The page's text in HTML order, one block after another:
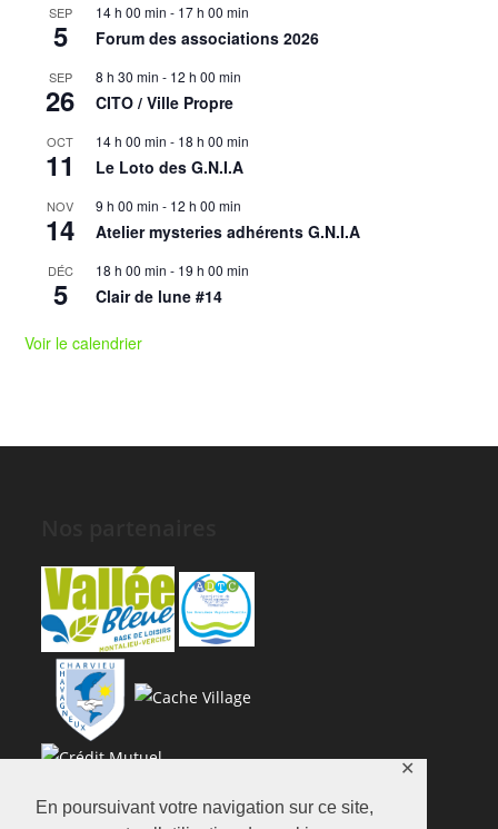
En poursuivant votre navigation sur ce site,
✕
SEP
5
14 h 00 min - 17 h 00 min
Forum des associations 2026
SEP
26
8 h 30 min - 12 h 00 min
CITO / Ville Propre
OCT
11
14 h 00 min - 18 h 00 min
Le Loto des G.N.I.A
NOV
14
9 h 00 min - 12 h 00 min
Atelier mysteries adhérents G.N.I.A
DÉC
5
18 h 00 min - 19 h 00 min
Clair de lune #14
Voir le calendrier